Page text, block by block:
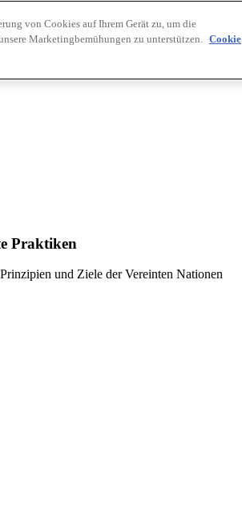
Praktiken
und Ziele der Vereinten Nationen
von Cookies auf Ihrem Gerät zu, um die
Marketingbemühungen zu unterstützen. Cookie